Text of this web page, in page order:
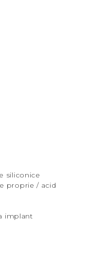
siliconice
proprie / acid
implant